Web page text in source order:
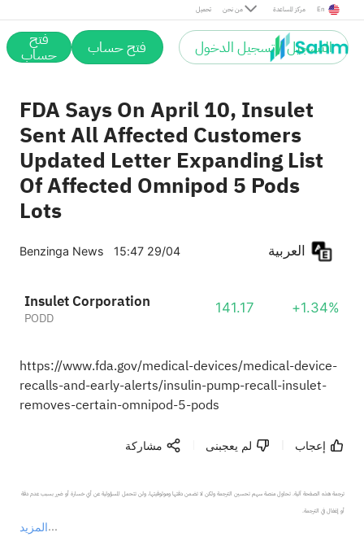
تحميل من نحن مركز المساعدة En
التسجيل / تسجيل الدخول فتح حساب فتح
حساب
FDA Says On April 10, Insulet
Sent All Affected Customers
Updated Letter Expanding List
Of Affected Omnipod 5 Pods
Lots
Benzinga News 15:47 29/04
Insulet Corporation
PODD
141.17 +1.34%
https://www.fda.gov/medical-devices/medical-device-
recalls-and-early-alerts/insulin-pump-recall-insulet-
removes-certain-omnipod-5-pods
إعجاب لم يعجبنى مشاركة
المزيد
ترجمة هذه الصفحة آلية. تحاول منصة سهم تحسين الترجمة ولكن لا تضمن دقتها وموثوقيتها، ولن تتحمل المسؤولية عن أي خسارة أو ضرر بسبب عدم دقة
أو إغفال في الترجمة.